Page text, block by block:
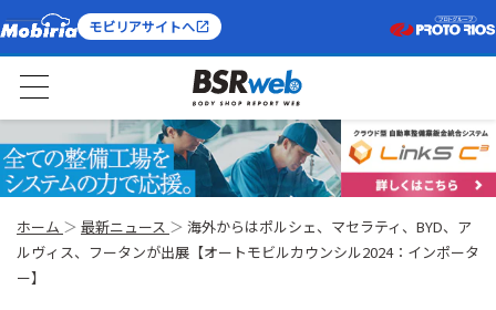
モビリアサイトへ
ホーム 最新ニュース
海外からはポルシェ、マセラティ、BYD、ア
ルヴィス、フータンが出展【オートモビルカウンシル2024：インポータ
ー】